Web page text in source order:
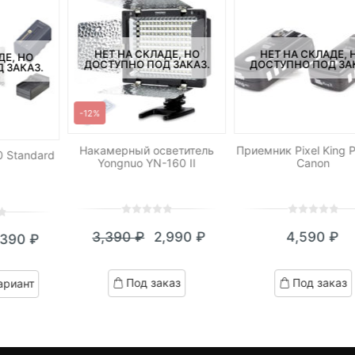
НО
ЗАКАЗ.
Standard
₽
₽.
НЕТ НА СКЛАДЕ, НО
ДОСТУПНО ПОД ЗАКАЗ.
-12%
Накамерный осветитель
Yongnuo YN-160 II
out
based
on
customer
3,390₽
Первоначальная
цена
составляла
2,990₽
Текущая
цена:
2,990 ₽.
Под заказ
НЕТ НА СКЛАДЕ,
ДОСТУПНО ПОД
Приемник Pixel King
Canon
out
based
on
customer
4,590₽
Под заказ